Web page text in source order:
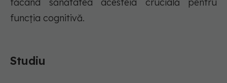
făcând sănătatea acesteia crucială pentru
funcția cognitivă.
Studiu